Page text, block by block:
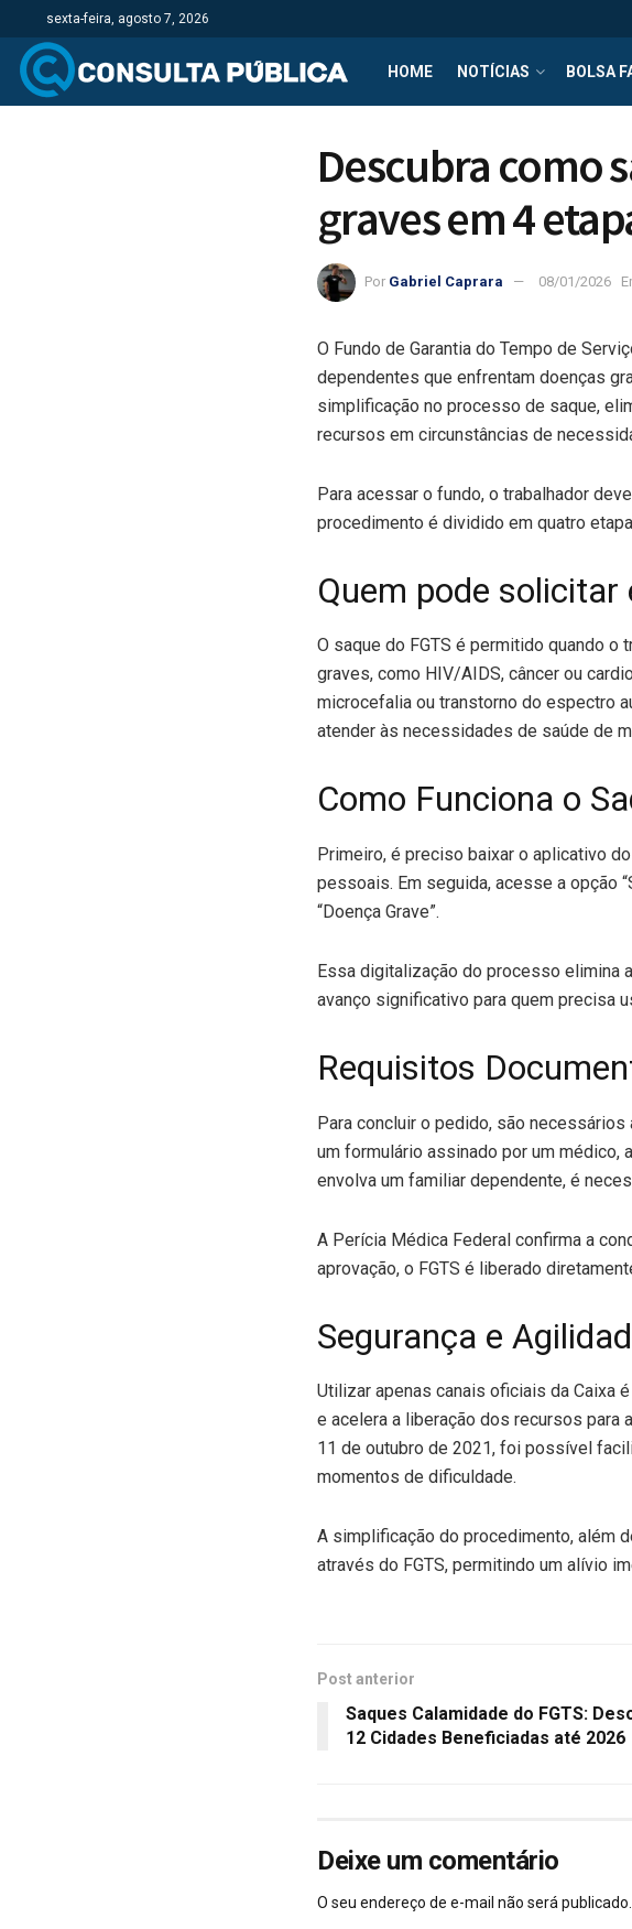
sexta-feira, agosto 7, 2026
HOME NOTÍCIAS BOLSA
Descubra como
graves em 4
Por Gabriel Caprara 08/01/2026
O Fundo de Garantia do Tempo de
dependentes que enfrentam doenças
simplificação no processo de saque,
recursos em circunstâncias de
Para acessar o fundo, o trabalhador
procedimento é dividido em quatro
Quem pode solicitar
O saque do FGTS é permitido quando
graves, como HIV/AIDS, câncer ou
microcefalia ou transtorno do espectro
atender às necessidades de saúde de
Como Funciona o
Primeiro, é preciso baixar o aplicativo
pessoais. Em seguida, acesse a opção
“Doença Grave”.
Essa digitalização do processo elimina
avanço significativo para quem precisa
Requisitos
Para concluir o pedido, são
um formulário assinado por um médico,
envolva um familiar dependente, é
A Perícia Médica Federal confirma a
aprovação, o FGTS é liberado
Segurança e
Utilizar apenas canais oficiais da Caixa
e acelera a liberação dos recursos
11 de outubro de 2021, foi possível
momentos de dificuldade.
A simplificação do procedimento, além
através do FGTS, permitindo um alívio
Post anterior
Saques Calamidade do FGTS:
12 Cidades Beneficiadas até 2026
Deixe um comentário
O seu endereço de e-mail não será publicado.